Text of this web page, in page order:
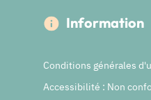
Information
Conditions générales
Accessibilité : Non